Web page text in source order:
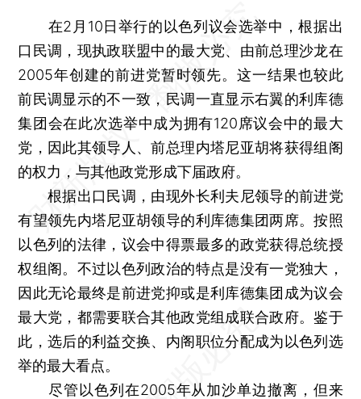
在2月10日举行的以色列议会选举中，根据出
口民调，现执政联盟中的最大党、由前总理沙龙在
2005年创建的前进党暂时领先。这一结果也较此
前民调显示的不一致，民调一直显示右翼的利库德
集团会在此次选举中成为拥有120席议会中的最大
党，因此其领导人、前总理内塔尼亚胡将获得组阁
的权力，与其他政党形成下届政府。
根据出口民调，由现外长利夫尼领导的前进党
有望领先内塔尼亚胡领导的利库德集团两席。按照
以色列的法律，议会中得票最多的政党获得总统授
权组阁。不过以色列政治的特点是没有一党独大，
因此无论最终是前进党抑或是利库德集团成为议会
最大党，都需要联合其他政党组成联合政府。鉴于
此，选后的利益交换、内阁职位分配成为以色列选
举的最大看点。
尽管以色列在2005年从加沙单边撤离，但来